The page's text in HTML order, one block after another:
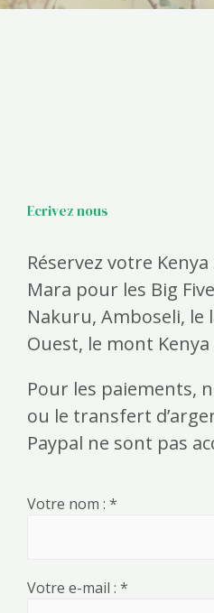
Ecrivez nous
Réservez votre
Mara pour les Big
Nakuru, Amboseli, le
Ouest, le mont Kenya
Pour les paiements,
ou le transfert
Paypal ne sont pas
Votre nom : *
Votre e-mail : *